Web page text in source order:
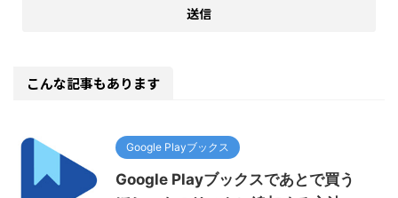
こんな記事もあります
Google Playブックス
Google Playブックスであとで買う